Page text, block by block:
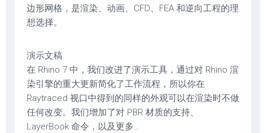
边形网格，是渲染、动画、CFD、FEA 和逆向工程的理
想选择。
演示文稿
在 Rhino 7 中，我们改进了演示工具，通过对 Rhino 渲
染引擎的重大更新简化了工作流程，所以你在
Raytraced 视口中得到的同样的外观可以在渲染时不做
任何改变。我们增加了对 PBR 材质的支持、
LayerBook 命令，以及更多…